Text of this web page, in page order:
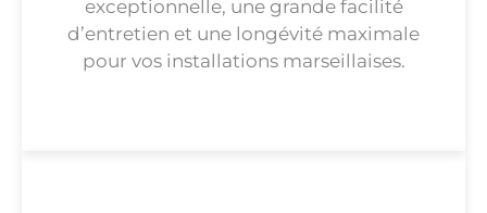
exceptionnelle, une grande facilité
d’entretien et une longévité maximale
pour vos installations marseillaises.